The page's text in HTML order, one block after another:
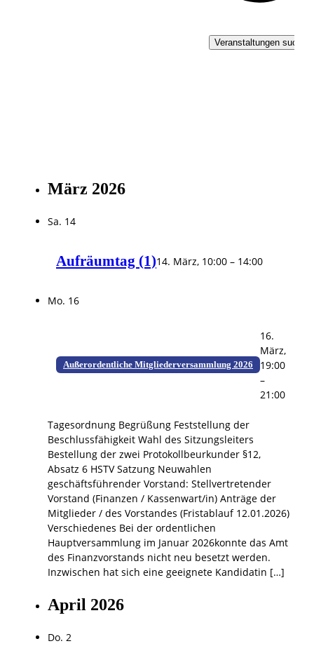
Veranstaltungen suchen
März 2026
Sa. 14
Aufräumtag (1)14. März, 10:00 – 14:00
Mo. 16
Außerordentliche Mitgliederversammlung 2026
16.
März,
19:00
–
21:00
Tagesordnung Begrüßung Feststellung der
Beschlussfähigkeit Wahl des Sitzungsleiters
Bestellung der zwei Protokollbeurkunder §12,
Absatz 6 HSTV Satzung Neuwahlen
geschäftsführender Vorstand: Stellvertretender
Vorstand (Finanzen / Kassenwart/in) Anträge der
Mitglieder / des Vorstandes (Fristablauf 12.01.2026)
Verschiedenes Bei der ordentlichen
Hauptversammlung im Januar 2026konnte das Amt
des Finanzvorstands nicht neu besetzt werden.
Inzwischen hat sich eine geeignete Kandidatin […]
April 2026
Do. 2